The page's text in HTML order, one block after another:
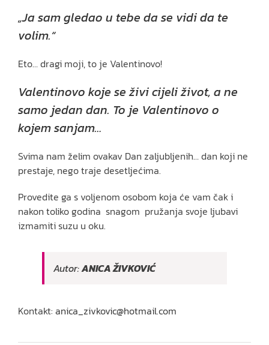
„Ja sam gledao u tebe da se vidi da te
volim.“
Eto… dragi moji, to je Valentinovo!
Valentinovo koje se živi cijeli život, a ne
samo jedan dan. To je Valentinovo o
kojem sanjam…
Svima nam želim ovakav Dan zaljubljenih… dan koji ne
prestaje, nego traje desetljećima.
Provedite ga s voljenom osobom koja će vam čak i
nakon toliko godina snagom pružanja svoje ljubavi
izmamiti suzu u oku.
Autor:ANICA ŽIVKOVIĆ
Kontakt: anica_zivkovic@hotmail.com